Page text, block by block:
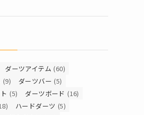
ダーツアイテム (60)
(9) ダーツバー (5)
(5) ダーツボード (16)
ハードダーツ (5)